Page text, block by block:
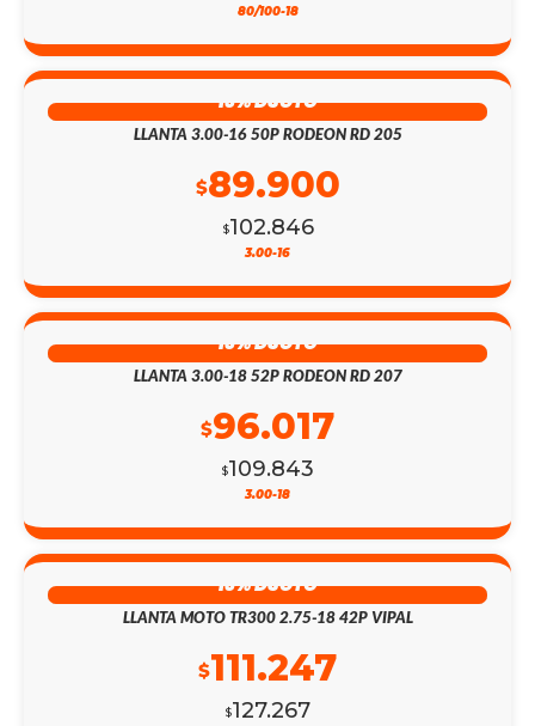
80/100-18
13% DSCTO
LLANTA 3.00-16 50P RODEON RD 205
$102.846
$89.900
3.00-16
13% DSCTO
LLANTA 3.00-18 52P RODEON RD 207
$109.843
$96.017
3.00-18
13% DSCTO
LLANTA MOTO TR300 2.75-18 42P VIPAL
$127.267
$111.247